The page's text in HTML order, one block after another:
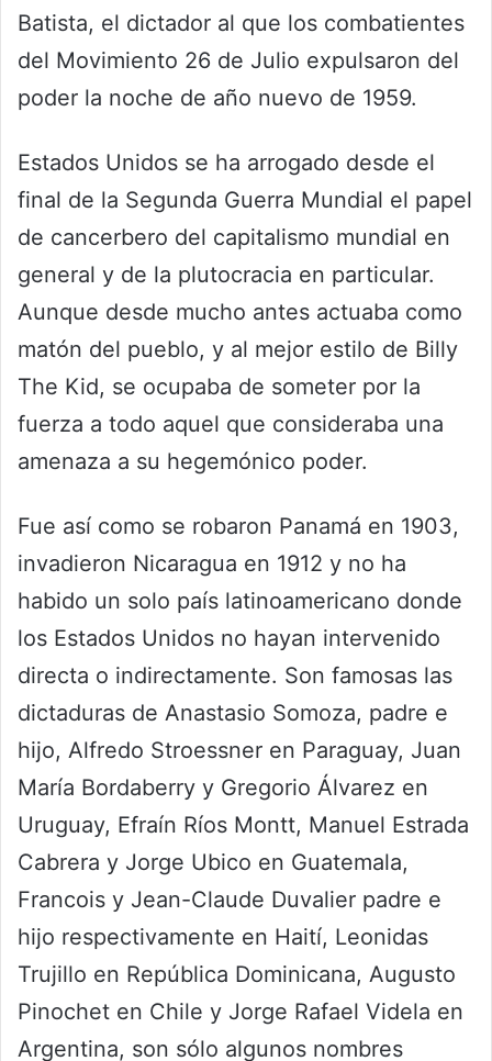
Batista, el dictador al que los combatientes
del Movimiento 26 de Julio expulsaron del
poder la noche de año nuevo de 1959.
Estados Unidos se ha arrogado desde el
final de la Segunda Guerra Mundial el papel
de cancerbero del capitalismo mundial en
general y de la plutocracia en particular.
Aunque desde mucho antes actuaba como
matón del pueblo, y al mejor estilo de Billy
The Kid, se ocupaba de someter por la
fuerza a todo aquel que consideraba una
amenaza a su hegemónico poder.
Fue así como se robaron Panamá en 1903,
invadieron Nicaragua en 1912 y no ha
habido un solo país latinoamericano donde
los Estados Unidos no hayan intervenido
directa o indirectamente. Son famosas las
dictaduras de Anastasio Somoza, padre e
hijo, Alfredo Stroessner en Paraguay, Juan
María Bordaberry y Gregorio Álvarez en
Uruguay, Efraín Ríos Montt, Manuel Estrada
Cabrera y Jorge Ubico en Guatemala,
Francois y Jean-Claude Duvalier padre e
hijo respectivamente en Haití, Leonidas
Trujillo en República Dominicana, Augusto
Pinochet en Chile y Jorge Rafael Videla en
Argentina, son sólo algunos nombres